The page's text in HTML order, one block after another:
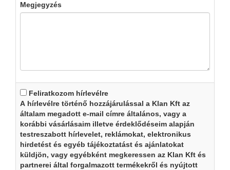
Megjegyzés
Feliratkozom hírlevélre
A hírlevélre történő hozzájárulással a Klan Kft az
általam megadott e-mail címre általános, vagy a
korábbi vásárlásaim illetve érdeklődéseim alapján
testreszabott hírlevelet, reklámokat, elektronikus
hirdetést és egyéb tájékoztatást és ajánlatokat
küldjön, vagy egyébként megkeressen az Klan Kft és
partnerei által forgalmazott termékekről és nyújtott